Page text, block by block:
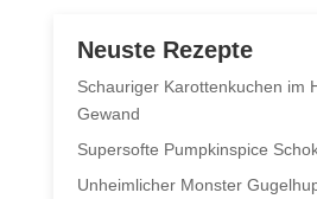
Neuste Rezepte
Schauriger Karottenkuchen im
Gewand
Supersofte Pumpkinspice
Unheimlicher Monster